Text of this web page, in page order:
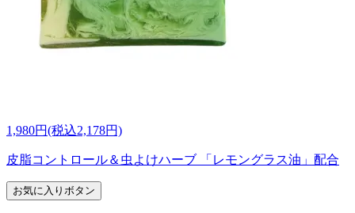
1,980円(税込2,178円)
皮脂コントロール＆虫よけハーブ 「レモングラス油」配合
お気に入りボタン